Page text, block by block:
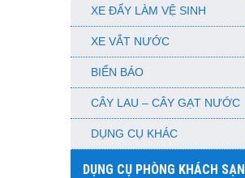
XE ĐẨY LÀM VỆ SINH
XE VẮT NƯỚC
BIỂN BÁO
CÂY LAU – CÂY GẠT NƯỚC
DỤNG CỤ KHÁC
DỤNG CỤ PHÒNG KHÁCH SẠN